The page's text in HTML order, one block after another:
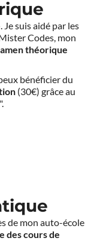
. Je suis aidé par les
Codes, mon
théorique
bénéficier du
(30€) grâce au
".
de mon auto-école
des cours de